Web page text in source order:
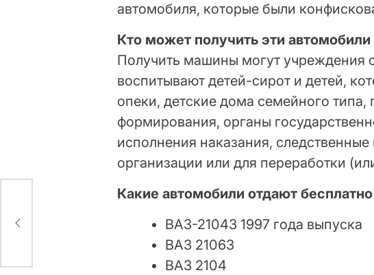
автомобиля, которые были
Кто может получить эти автомобили
Получить машины могут учреждения
воспитывают детей-сирот и детей,
опеки, детские дома семейного
формирования, органы
исполнения наказания,
организации или для переработки
Какие автомобили отдают бесплатно
ВАЗ-21043 1997 года выпуска
ВАЗ 21063
ВАЗ 2104